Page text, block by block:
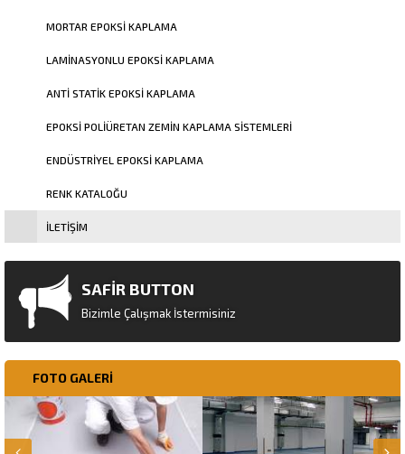
MORTAR EPOKSI KAPLAMA
LAMINASYONLU EPOKSI KAPLAMA
ANTI STATIK EPOKSI KAPLAMA
EPOKSI POLIÜRETAN ZEMIN KAPLAMA SISTEMLERI
ENDÜSTRIYEL EPOKSI KAPLAMA
RENK KATALOĞU
İLETIŞIM
SAFİR BUTTON
Bizimle Çalışmak İstermisiniz
FOTO GALERİ